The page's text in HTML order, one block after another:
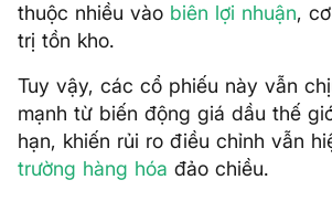
thuộc nhiều vào biên lợi nhuận,
trị tồn kho.
Tuy vậy, các cổ phiếu này vẫn
mạnh từ biến động giá dầu thế
hạn, khiến rủi ro điều chỉnh vẫn
trường hàng hóa đảo chiều.